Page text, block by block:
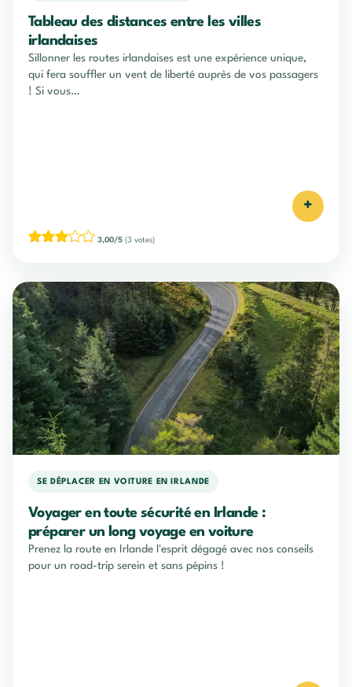
Tableau des distances entre les villes
irlandaises
Sillonner les routes irlandaises est une expérience unique,
qui fera souffler un vent de liberté auprès de vos passagers
! Si vous…
+
3,00/5 (3 votes)
SE DÉPLACER EN VOITURE EN IRLANDE
Voyager en toute sécurité en Irlande :
préparer un long voyage en voiture
Prenez la route en Irlande l'esprit dégagé avec nos conseils
pour un road-trip serein et sans pépins !